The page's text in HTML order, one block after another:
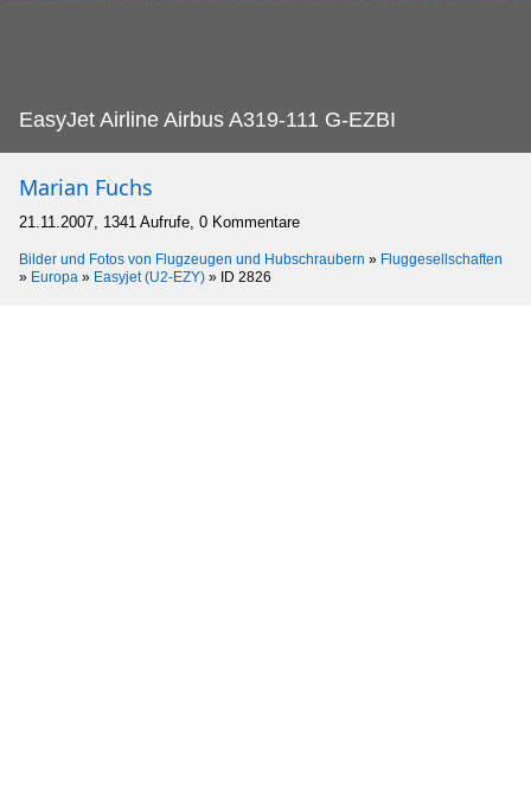
EasyJet Airline Airbus A319-111 G-EZBI
Marian Fuchs
21.11.2007, 1341 Aufrufe, 0 Kommentare
Bilder und Fotos von Flugzeugen und Hubschraubern » Fluggesellschaften
» Europa » Easyjet (U2-EZY) » ID 2826